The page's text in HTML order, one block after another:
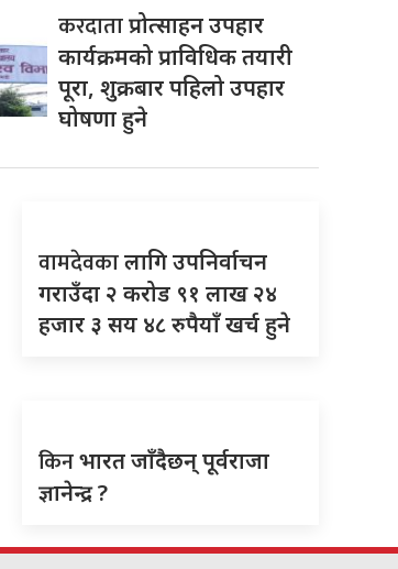
करदाताप्रोत्साहन उपहार
कार्यक्रमको प्राविधिक तयारी
पूरा, शुक्रबार पहिलो उपहार
घोषणा हुने
वामदेवकालागि उपनिर्वाचन
गराउँदा २ करोड ९१ लाख २४
हजार ३ सय ४८ रुपैयाँ खर्च हुने
किनभारत जाँदैछन् पूर्वराजा
ज्ञानेन्द्र ?